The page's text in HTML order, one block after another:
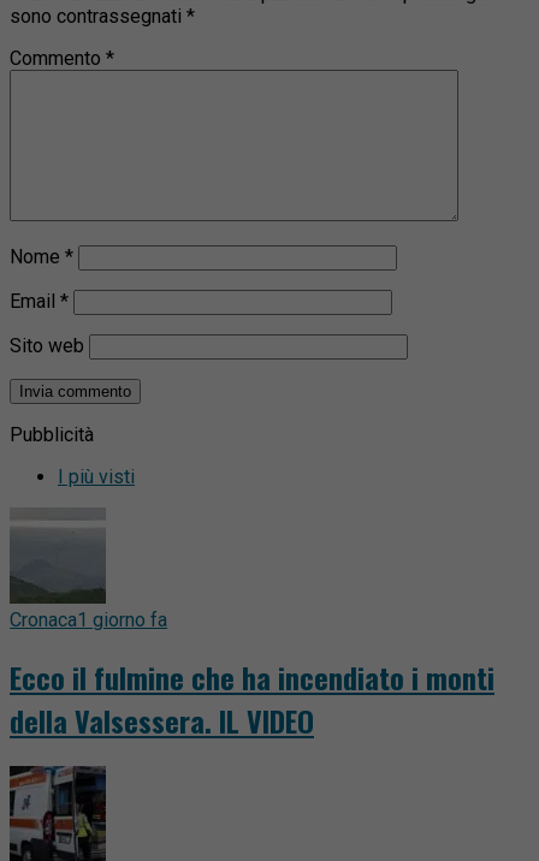
sono contrassegnati *
Commento *
Nome *
Email *
Sito web
Pubblicità
I più visti
Cronaca1 giorno fa
Ecco il fulmine che ha incendiato i monti
della Valsessera. IL VIDEO